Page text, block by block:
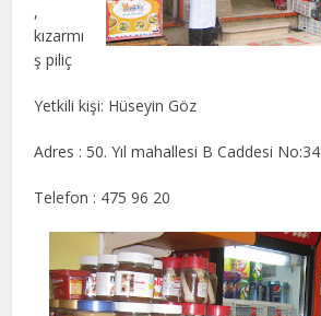
,
kızarmı
ş piliç
Yetkili kişi: Hüseyin Göz
Adres : 50. Yıl mahallesi B Caddesi No:34
Telefon : 475 96 20